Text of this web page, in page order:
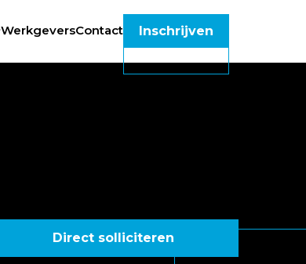
WerkgeversContact Inschrijven
Direct solliciteren